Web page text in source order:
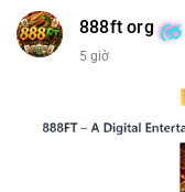
#mucgia64963
#vlikevn #titanbot
888ft org
5 giờ